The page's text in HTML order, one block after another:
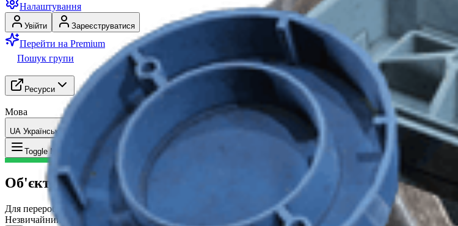
Налаштування
Увійти Зареєструватися
Перейти на Premium
Пошук групи
Ресурси
Мова
UA Українська
Toggle Menu Предмет :Об'єктив камери
Об'єктив камери
Для переробки
Незвичайний